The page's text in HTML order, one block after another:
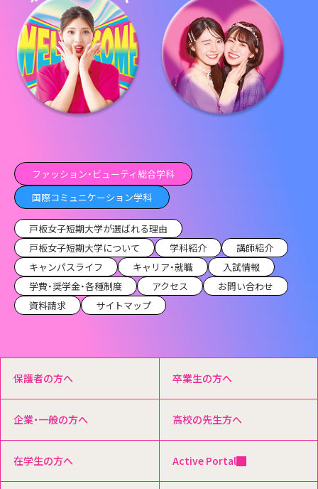
ファッション・ビューティ総合学科
国際コミュニケーション学科
戸板女子短期大学が選ばれる理由
戸板女子短期大学について
学科紹介
講師紹介
キャンパスライフ
キャリア・就職
入試情報
学費・奨学金・各種制度
アクセス
お問い合わせ
資料請求
サイトマップ
保護者の方へ 卒業生の方へ
企業・一般の方へ 高校の先生方へ
在学生の方へ Active Portal